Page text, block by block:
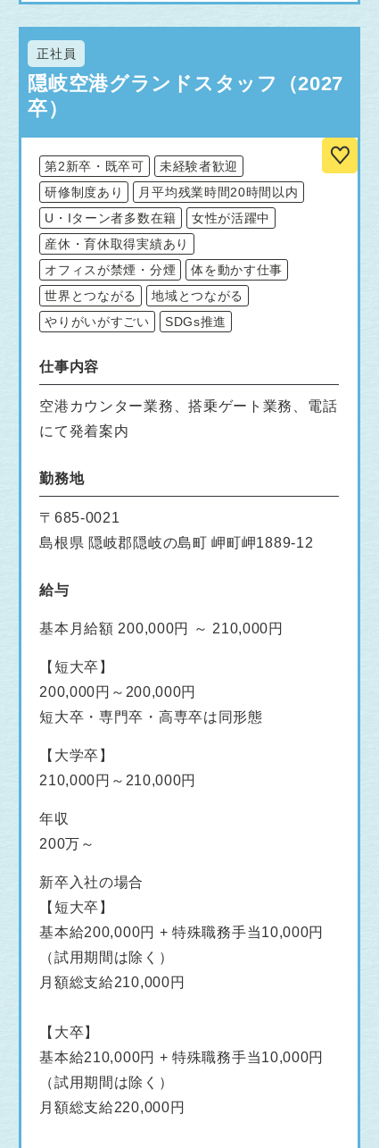
正社員
隠岐空港グランドスタッフ（2027
卒）
第2新卒・既卒可
未経験者歓迎
研修制度あり
月平均残業時間20時間以内
U・Iターン者多数在籍
女性が活躍中
産休・育休取得実績あり
オフィスが禁煙・分煙
体を動かす仕事
世界とつながる
地域とつながる
やりがいがすごい
SDGs推進
仕事内容
空港カウンター業務、搭乗ゲート業務、電話
にて発着案内
勤務地
〒685-0021
島根県 隠岐郡隠岐の島町 岬町岬1889-12
給与
基本月給額 200,000円 ～ 210,000円
【短大卒】
200,000円～200,000円
短大卒・専門卒・高専卒は同形態
【大学卒】
210,000円～210,000円
年収
200万～
新卒入社の場合
【短大卒】
基本給200,000円 + 特殊職務手当10,000円
（試用期間は除く）
月額総支給210,000円
【大卒】
基本給210,000円 + 特殊職務手当10,000円
（試用期間は除く）
月額総支給220,000円